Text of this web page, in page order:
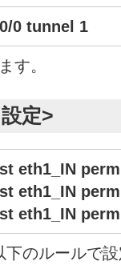
0 tunnel 1
す。
定>
eth1_IN
eth1_IN
eth1_IN
のルールで